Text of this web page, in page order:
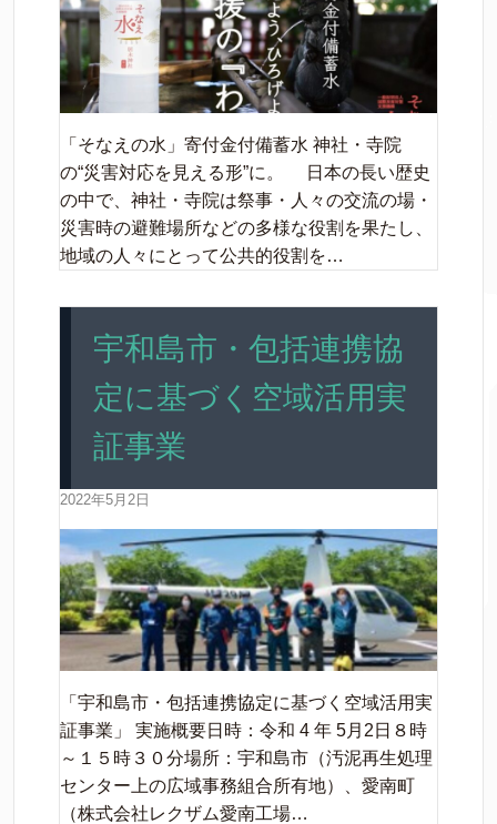
「そなえの水」寄付金付備蓄水 神社・寺院
の“災害対応を見える形”に。 日本の長い歴史
の中で、神社・寺院は祭事・人々の交流の場・
災害時の避難場所などの多様な役割を果たし、
地域の人々にとって公共的役割を…
宇和島市・包括連携協
定に基づく空域活用実
証事業
2022年5月2日
「宇和島市・包括連携協定に基づく空域活用実
証事業」 実施概要日時：令和 4 年 5月2日８時
～１５時３０分場所：宇和島市（汚泥再生処理
センター上の広域事務組合所有地）、愛南町
（株式会社レクザム愛南工場…